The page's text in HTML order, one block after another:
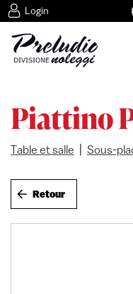
Login
Piattino
Table et salle Sous-
Retour